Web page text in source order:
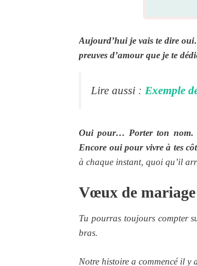
Aujourd’hui je vais te dire oui
preuves d’amour que je te
Lire aussi : Exemple
Oui pour… Porter ton nom.
Encore oui pour vivre à tes
à chaque instant, quoi qu’il
Vœux de
Tu pourras toujours compter
bras.
Notre histoire a commencé il y